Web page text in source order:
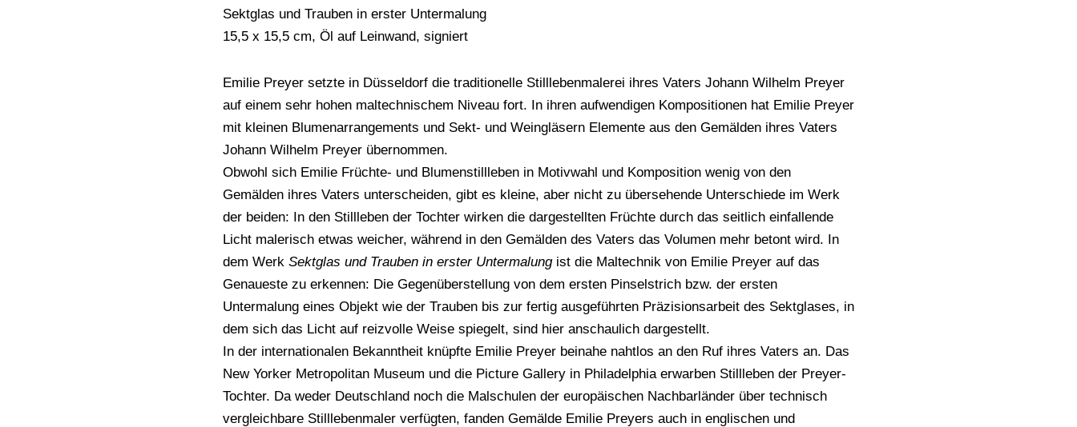
Sektglas und Trauben in erster Untermalung
15,5 x 15,5 cm, Öl auf Leinwand, signiert
Emilie Preyer setzte in Düsseldorf die traditionelle Stilllebenmalerei ihres Vaters Johann Wilhelm Preyer
auf einem sehr hohen maltechnischem Niveau fort. In ihren aufwendigen Kompositionen hat Emilie Preyer
mit kleinen Blumenarrangements und Sekt- und Weingläsern Elemente aus den Gemälden ihres Vaters
Johann Wilhelm Preyer übernommen.
Obwohl sich Emilie Früchte- und Blumenstillleben in Motivwahl und Komposition wenig von den
Gemälden ihres Vaters unterscheiden, gibt es kleine, aber nicht zu übersehende Unterschiede im Werk
der beiden: In den Stillleben der Tochter wirken die dargestellten Früchte durch das seitlich einfallende
Licht malerisch etwas weicher, während in den Gemälden des Vaters das Volumen mehr betont wird. In
dem Werk Sektglas und Trauben in erster Untermalungist die Maltechnik von Emilie Preyer auf das
Genaueste zu erkennen: Die Gegenüberstellung von dem ersten Pinselstrich bzw. der ersten
Untermalung eines Objekt wie der Trauben bis zur fertig ausgeführten Präzisionsarbeit des Sektglases, in
dem sich das Licht auf reizvolle Weise spiegelt, sind hier anschaulich dargestellt.
In der internationalen Bekanntheit knüpfte Emilie Preyer beinahe nahtlos an den Ruf ihres Vaters an. Das
New Yorker Metropolitan Museum und die Picture Gallery in Philadelphia erwarben Stillleben der Preyer-
Tochter. Da weder Deutschland noch die Malschulen der europäischen Nachbarländer über technisch
vergleichbare Stilllebenmaler verfügten, fanden Gemälde Emilie Preyers auch in englischen und